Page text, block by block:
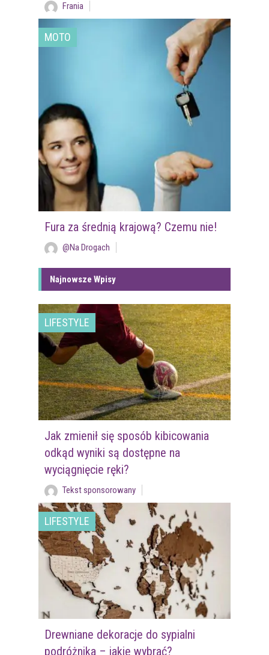
Frania
MOTO
Fura za średnią krajową? Czemu nie!
@Na Drogach
Najnowsze Wpisy
LIFESTYLE
Jak zmienił się sposób kibicowania
odkąd wyniki są dostępne na
wyciągnięcie ręki?
Tekst sponsorowany
LIFESTYLE
Drewniane dekoracje do sypialni
podróżnika – jakie wybrać?